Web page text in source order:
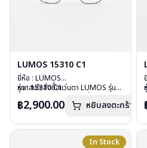
LUMOS 15310 C1
ยี่ห้อ : LUMOS
รุ่น : 15310 C1
เลนส์ : Demo Lens
น้ำหนัก : 16 กรัม
อุปกรณ์ : กล่องแว่น , ผ้าเช็ดแว่น
หากสนใจสั่งชื้อแว่นตา LUMOS รุ่น
กรุณาติดต่อเราคลิก
฿2,900.00 หยิบลงตะกร้า
In Stock